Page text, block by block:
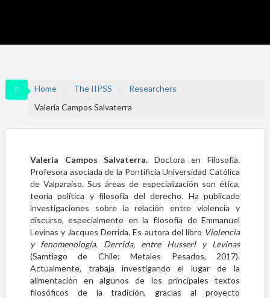
Home The IIPSS
Researchers
Valeria Campos Salvaterra
Valeria Campos Salvaterra. Doctora en Filosofía.
Profesora asociada de la Pontificia Universidad Católica
de Valparaíso. Sus áreas de especialización son ética,
teoría política y filosofía del derecho. Ha publicado
investigaciones sobre la relación entre violencia y
discurso, especialmente en la filosofía de Emmanuel
Levinas y Jacques Derrida. Es autora del libro Violencia
y fenomenología. Derrida, entre Husserl y Levinas
(Samtiago de Chile: Metales Pesados, 2017).
Actualmente, trabaja investigando el lugar de la
alimentación en algunos de los principales textos
filosóficos de la tradición, gracias al proyecto